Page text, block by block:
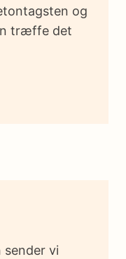
sender vi
og
træffe det